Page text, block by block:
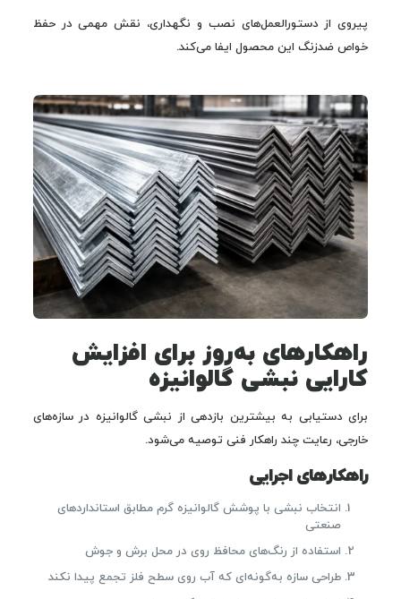
پیروی از دستورالعمل‌های نصب و نگهداری، نقش مهمی در حفظ
خواص ضدزنگ این محصول ایفا می‌کند.
راهکارهای به‌روز برای افزایش
کارایی نبشی گالوانیزه
برای دستیابی به بیشترین بازدهی از نبشی گالوانیزه در سازه‌های
خارجی، رعایت چند راهکار فنی توصیه می‌شود.
راهکارهای اجرایی
انتخاب نبشی با پوشش گالوانیزه گرم مطابق استانداردهای
صنعتی
استفاده از رنگ‌های محافظ روی در محل برش و جوش
طراحی سازه به‌گونه‌ای که آب روی سطح فلز تجمع پیدا نکند